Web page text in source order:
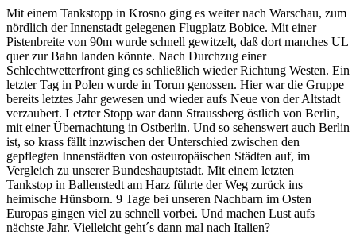
Mit einem Tankstopp in Krosno ging es weiter nach Warschau, zum
nördlich der Innenstadt gelegenen Flugplatz Bobice. Mit einer
Pistenbreite von 90m wurde schnell gewitzelt, daß dort manches UL
quer zur Bahn landen könnte. Nach Durchzug einer
Schlechtwetterfront ging es schließlich wieder Richtung Westen. Ein
letzter Tag in Polen wurde in Torun genossen. Hier war die Gruppe
bereits letztes Jahr gewesen und wieder aufs Neue von der Altstadt
verzaubert. Letzter Stopp war dann Straussberg östlich von Berlin,
mit einer Übernachtung in Ostberlin. Und so sehenswert auch Berlin
ist, so krass fällt inzwischen der Unterschied zwischen den
gepflegten Innenstädten von osteuropäischen Städten auf, im
Vergleich zu unserer Bundeshauptstadt. Mit einem letzten
Tankstop in Ballenstedt am Harz führte der Weg zurück ins
heimische Hünsborn. 9 Tage bei unseren Nachbarn im Osten
Europas gingen viel zu schnell vorbei. Und machen Lust aufs
nächste Jahr. Vielleicht geht´s dann mal nach Italien?